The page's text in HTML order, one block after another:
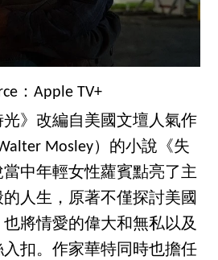
：Apple TV+
光》改編自美國文壇人氣作
Mosley）的小說《失
中年輕女性蘿賓點亮了主
人生，原著不僅探討美國
將情愛的偉大和無私以及
扣。作家華特同時也擔任